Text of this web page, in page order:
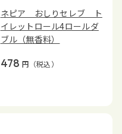
ネピア おしりセレブ ト
イレットロール4ロールダ
ブル（無香料）
478 円 （税込）